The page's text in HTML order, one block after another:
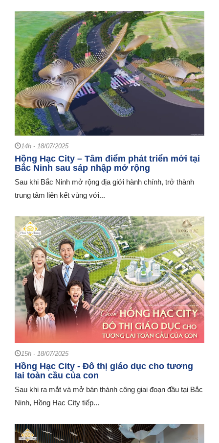
14h - 18/07/2025
Hồng Hạc City – Tâm điểm phát triển mới tại
Bắc Ninh sau sáp nhập mở rộng
Sau khi Bắc Ninh mở rộng địa giới hành chính, trở thành
trung tâm liên kết vùng với...
15h - 18/07/2025
Hồng Hạc City - Đô thị giáo dục cho tương
lai toàn cầu của con
Sau khi ra mắt và mở bán thành công giai đoạn đầu tại Bắc
Ninh, Hồng Hạc City tiếp...